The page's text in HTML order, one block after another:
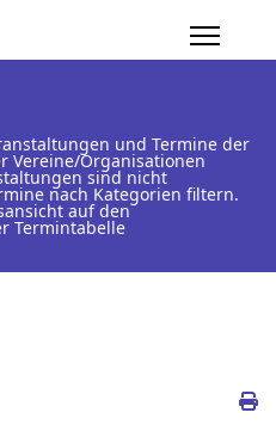
und Termine der
Vereine/Organisationen
sind nicht
nach Kategorien filtern.
auf den
Termintabelle